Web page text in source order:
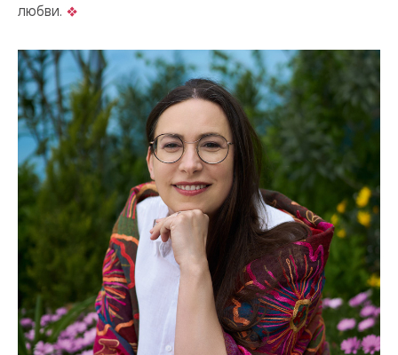
любви.